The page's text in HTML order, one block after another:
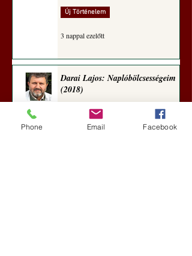
Új Történelem
3 nappal ezelőtt
Darai Lajos: Naplóbölcsességeim
(2018)
6 nappal ezelőtt
Phone Email Facebook